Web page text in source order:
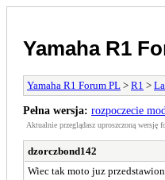
Yamaha R1
Yamaha R1 Forum PL > R1 >
Pełna wersja: rozpoczecie
Aktualnie przeglądasz uproszczoną wersję
dzorczbond142
Wiec tak moto juz